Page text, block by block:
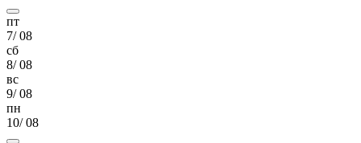
пт
7/08
сб
8/08
вс
9/08
пн
10/08